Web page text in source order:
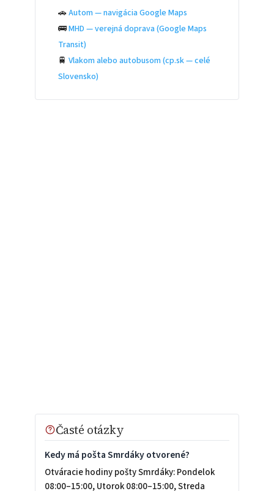
🚗Autom — navigácia Google Maps
🚌MHD — verejná doprava (Google Maps
Transit)
🚆Vlakom alebo autobusom (cp.sk — celé
Slovensko)
Časté otázky
Kedy má pošta Smrdáky otvorené?
Otváracie hodiny pošty Smrdáky: Pondelok
08:00–15:00, Utorok 08:00–15:00, Streda